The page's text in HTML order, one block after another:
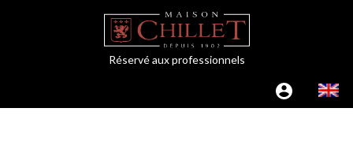
Réservé aux professionnels